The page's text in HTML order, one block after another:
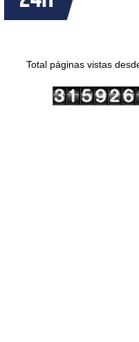
Total páginas vistas